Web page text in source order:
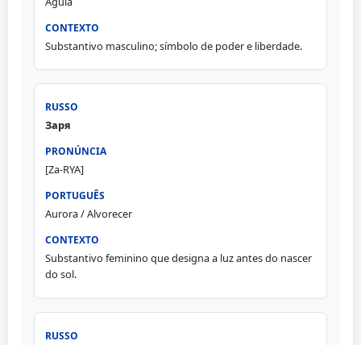
Substantivo masculino; símbolo de poder e liberdade.
Заря
[Za-RYA]
Aurora / Alvorecer
Substantivo feminino que designa a luz antes do nascer
do sol.